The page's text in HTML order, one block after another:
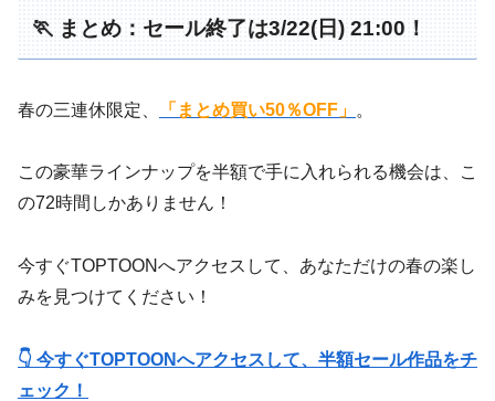
🏃 まとめ：セール終了は3/22(日) 21:00！
春の三連休限定、 「まとめ買い50％OFF」 。
この豪華ラインナップを半額で手に入れられる機会は、こ
の72時間しかありません！
今すぐTOPTOONへアクセスして、あなただけの春の楽し
みを見つけてください！
👇 今すぐTOPTOONへアクセスして、半額セール作品をチ
ェック！